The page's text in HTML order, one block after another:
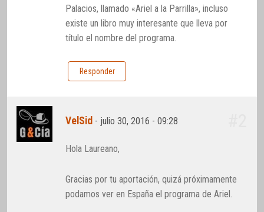
Palacios, llamado «Ariel a la Parrilla», incluso
existe un libro muy interesante que lleva por
título el nombre del programa.
Responder
VelSid - julio 30, 2016 - 09:28
Hola Laureano,
Gracias por tu aportación, quizá próximamente
podamos ver en España el programa de Ariel.